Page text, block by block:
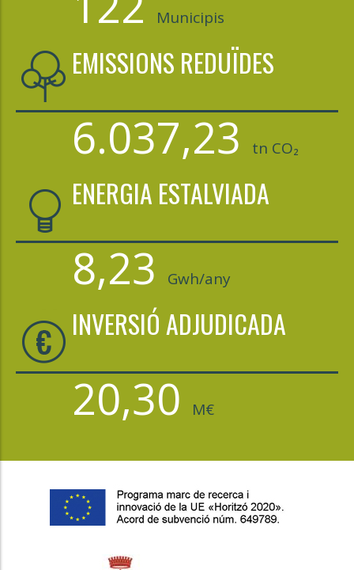
Municipis
EMISSIONS REDUÏDES
6.037,23 tn CO₂
ENERGIA ESTALVIADA
8,23 Gwh/any
INVERSIÓ ADJUDICADA
20,30 M€